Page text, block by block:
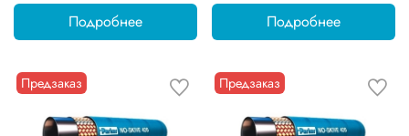
Подробнее Подробнее
Предзаказ Предзаказ